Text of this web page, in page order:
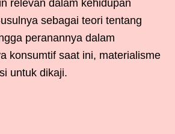
relevan dalam kehidupan
sebagai teori tentang
peranannya dalam
konsumtif saat ini, materialisme
untuk dikaji.